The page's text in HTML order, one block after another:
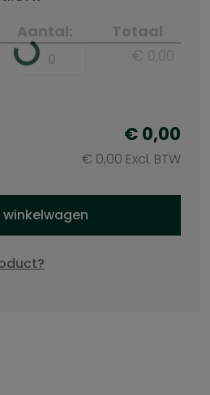
Aantal:
Totaal
€ 0,00
€ 0,00
€ 0,00 Excl. BTW